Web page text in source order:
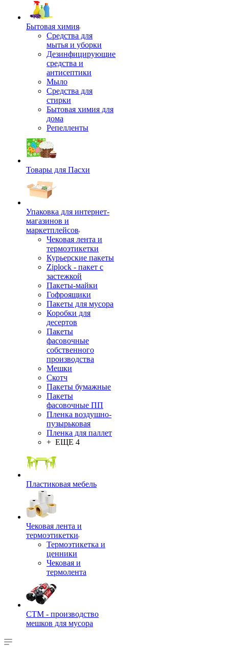
Бытовая химия
Средства для
мытья и уборки
Дезинфицирующие
средства и
антисептики
Мыло
Средства для
стирки
Бытовая химия для
дома
Репелленты
Товары для Пасхи
Упаковка для интернет-
магазинов и
маркетплейсов
Чековая лента и
термоэтикетки
Курьерские пакеты
Ziplock - пакет с
застежкой
Пакеты-майки
Гофроящики
Пакеты для мусора
Коробки для
десертов
Пакеты
фасовочные
собственного
производства
Мешки
Скотч
Пакеты бумажные
Пакеты
фасовочные ПП
Пленка воздушно-
пузырьковая
Пленка для паллет
+ ЕЩЕ 4
Пластиковая мебель
Чековая лента и
термоэтикетки
Термоэтикетка и
ценники
Чековая и
термолента
СТМ - производство
мешков для мусора